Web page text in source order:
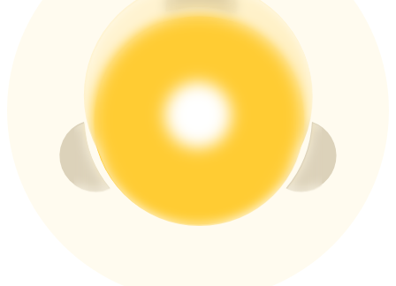
貴金屬財富季 · 交易巔峰賽
抽獎衝榜 · 贏33,333 USDT
USDT 新手理財 10% APR
USDT活期理財、無鎖定期
New Listing期貨交易盛宴